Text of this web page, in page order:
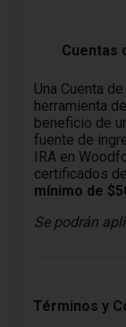
Cuentas
Una Cuenta
herramienta
beneficio de
fuente de
IRA en
certificados
mínimo de
Se podrán
Términos y